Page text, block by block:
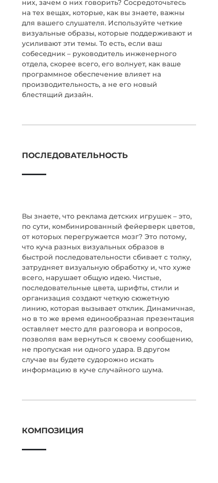
них, зачем о них говорить? Сосредоточьтесь
на тех вещах, которые, как вы знаете, важны
для вашего слушателя. Используйте четкие
визуальные образы, которые поддерживают и
усиливают эти темы. То есть, если ваш
собеседник – руководитель инженерного
отдела, скорее всего, его волнует, как ваше
программное обеспечение влияет на
производительность, а не его новый
блестящий дизайн.
ПОСЛЕДОВАТЕЛЬНОСТЬ
Вы знаете, что реклама детских игрушек – это,
по сути, комбинированный фейерверк цветов,
от которых перегружается мозг? Это потому,
что куча разных визуальных образов в
быстрой последовательности сбивает с толку,
затрудняет визуальную обработку и, что хуже
всего, нарушает общую идею. Чистые,
последовательные цвета, шрифты, стили и
организация создают четкую сюжетную
линию, которая вызывает отклик. Динамичная,
но в то же время единообразная презентация
оставляет место для разговора и вопросов,
позволяя вам вернуться к своему сообщению,
не пропуская ни одного удара. В другом
случае вы будете судорожно искать
информацию в куче случайного шума.
КОМПОЗИЦИЯ